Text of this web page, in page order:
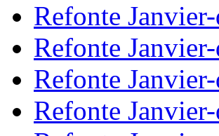
Refonte
Refonte
Refonte
Refonte